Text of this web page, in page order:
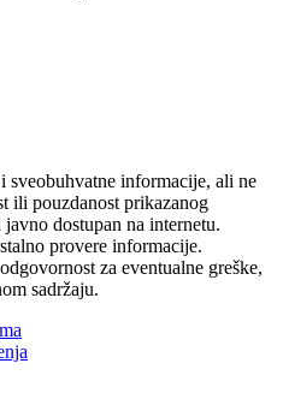
sveobuhvatne informacije, ali ne
ili pouzdanost prikazanog
dostupan na internetu.
provere informacije.
za eventualne greške,
sadržaju.